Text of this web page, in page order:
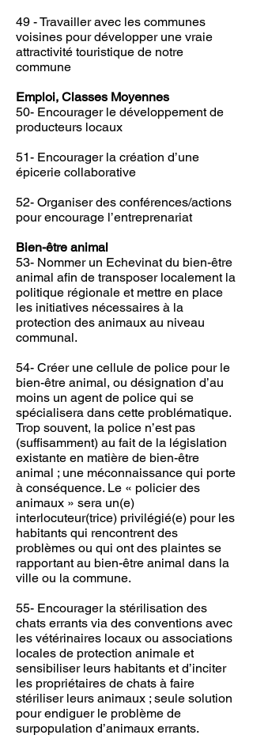
49 - Travailler avec les communes
voisines pour développer une vraie
attractivité touristique de notre
commune
Emploi, Classes Moyennes
50- Encourager le développement de
producteurs locaux
51- Encourager la création d’une
épicerie collaborative
52- Organiser des conférences/actions
pour encourage l’entreprenariat
Bien-être animal
53- Nommer un Echevinat du bien-être
animal afin de transposer localement la
politique régionale et mettre en place
les initiatives nécessaires à la
protection des animaux au niveau
communal.
54- Créer une cellule de police pour le
bien-être animal, ou désignation d’au
moins un agent de police qui se
spécialisera dans cette problématique.
Trop souvent, la police n’est pas
(suffisamment) au fait de la législation
existante en matière de bien-être
animal ; une méconnaissance qui porte
à conséquence. Le « policier des
animaux » sera un(e)
interlocuteur(trice) privilégié(e) pour les
habitants qui rencontrent des
problèmes ou qui ont des plaintes se
rapportant au bien-être animal dans la
ville ou la commune.
55- Encourager la stérilisation des
chats errants via des conventions avec
les vétérinaires locaux ou associations
locales de protection animale et
sensibiliser leurs habitants et d’inciter
les propriétaires de chats à faire
stériliser leurs animaux ; seule solution
pour endiguer le problème de
surpopulation d’animaux errants.